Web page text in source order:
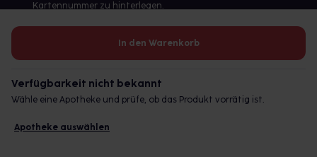
In den Warenkorb
Verfügbarkeit nicht bekannt
Wähle eine Apotheke und prüfe, ob das Produkt vorrätig ist.
Apotheke auswählen
Kartennummer zu hinterlegen.
Betreiber des Portals und verantwortlich: gesund.de GmbH &
© 2026 gesund.de GmbH & Co. KG